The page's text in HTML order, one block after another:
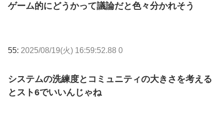
ゲーム的にどうかって議論だと色々分かれそう
55: 2025/08/19(火) 16:59:52.88 0
システムの洗練度とコミュニティの大きさを考える
とスト6でいいんじゃね